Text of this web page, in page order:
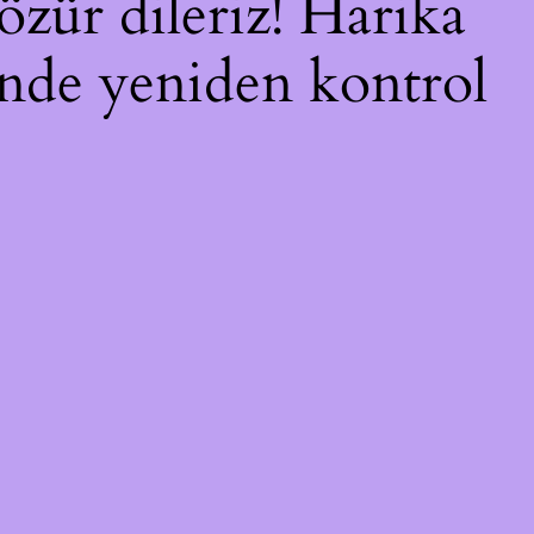
yeniden kontrol